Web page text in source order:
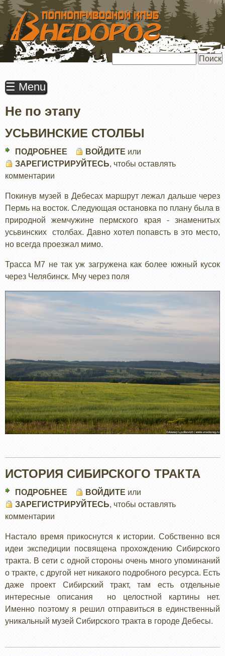
ПЕРЕЙТИ
ОСНОВНОМУ
СОДЕРЖАНИЮ
☰ Menu
Не по этапу
УСЬВИНСКИЕ СТОЛБЫ
ПОДРОБНЕЕ
УСЬВИНСКИЕ
ВОЙДИТЕ или
ЗАРЕГИСТРИРУЙТЕСЬ, чтобы оставлять
комментарии
Покинув музей в Дебесах маршрут лежал дальше через
Пермь на восток. Следующая остановка по плану была в
природной жемчужине пермского края - знаменитых
усьвинских столбах. Давно хотел попавсть в это место,
но всегда проезжал мимо.
Трасса М7 не так уж загружена как более южный кусок
через Челябинск. Мчу через поля
ИСТОРИЯ СИБИРСКОГО ТРАКТА
ПОДРОБНЕЕ
ИСТОРИЯ
ВОЙДИТЕ или
ЗАРЕГИСТРИРУЙТЕСЬ, чтобы оставлять
комментарии
Настало время прикоснутся к истории. Собственно вся
идеи экспедиции посвящена прохождению Сибирского
тракта. В сети с одной стороны очень много упоминаний
о тракте, с другой нет никакого подробного ресурса. Есть
даже проект Сибирский тракт, там есть отдельные
интересные описания но целостной картины нет.
Именно поэтому я решил отправиться в единственный
уникальный музей Сибирского тракта в городе Дебесы.